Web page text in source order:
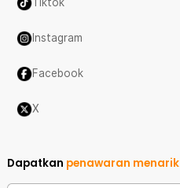
Instagram
Facebook
X
Dapatkan penawaran menarik